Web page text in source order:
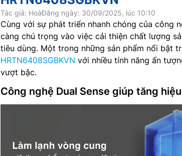
Tác giả: HoàĐăng ngày: 30/09/2025, lúc 10:10
Cùng với sự phát triển nhanh chóng của công
càng chú trọng vào việc cải thiện chất lượng
tiêu dùng. Một trong những sản phẩm nổi bật
HRTN6408SGBKVN với nhiều tính năng ấn
vượt bậc.
Công nghệ Dual Sense giúp tăng